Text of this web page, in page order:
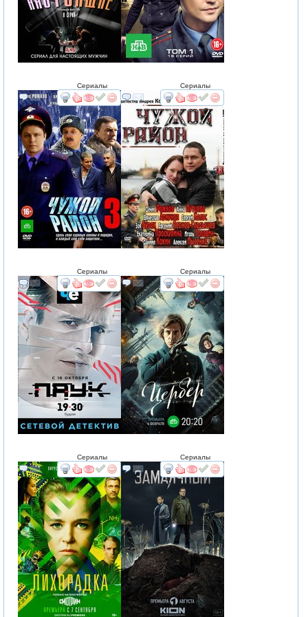
Сериалы
смотретьинтересует
Сериалы
смотретьинтересует
Сериалы
смотретьинтересует
Сериалы
смотретьинтересует
Сериалы
смотретьинтересует
Сериалы
смотретьинтересует